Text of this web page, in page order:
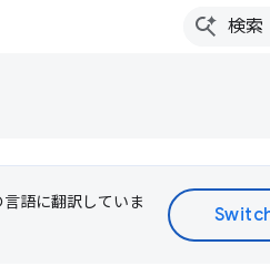
語に翻訳していま